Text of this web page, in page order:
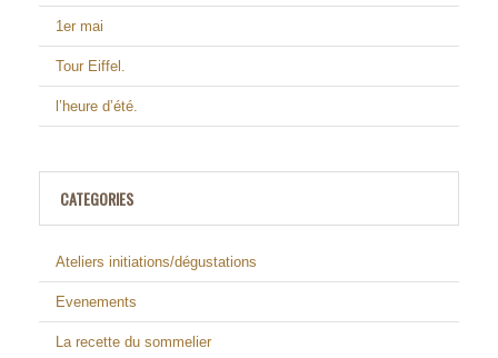
1er mai
Tour Eiffel.
l’heure d’été.
CATEGORIES
Ateliers initiations/dégustations
Evenements
La recette du sommelier